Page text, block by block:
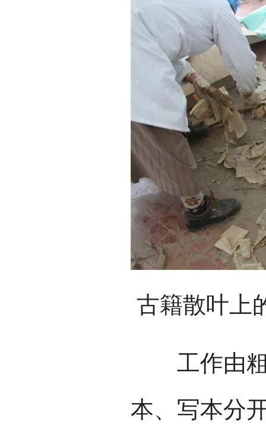
古籍散叶上
工作由粗
本、写本分